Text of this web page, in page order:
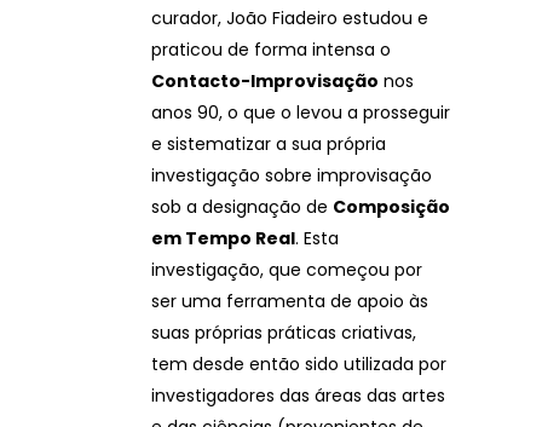
curador, João Fiadeiro estudou e
praticou de forma intensa o
Contacto-Improvisação nos
anos 90, o que o levou a prosseguir
e sistematizar a sua própria
investigação sobre improvisação
sob a designação de Composição
em Tempo Real. Esta
investigação, que começou por
ser uma ferramenta de apoio às
suas próprias práticas criativas,
tem desde então sido utilizada por
investigadores das áreas das artes